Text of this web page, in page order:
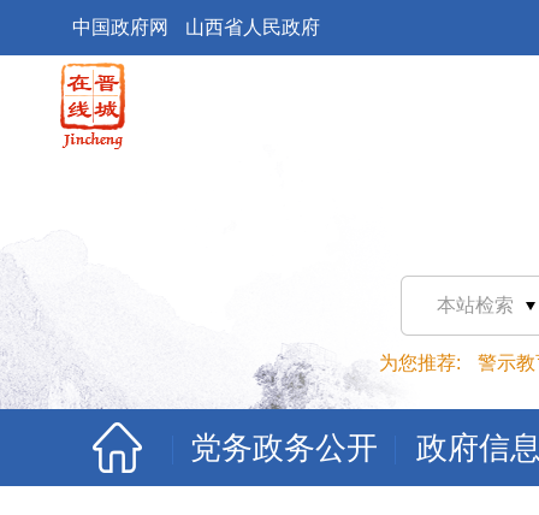
中国政府网 山西省人民政府
本站检索
为您推荐: 警示教
党务政务公开 政府信